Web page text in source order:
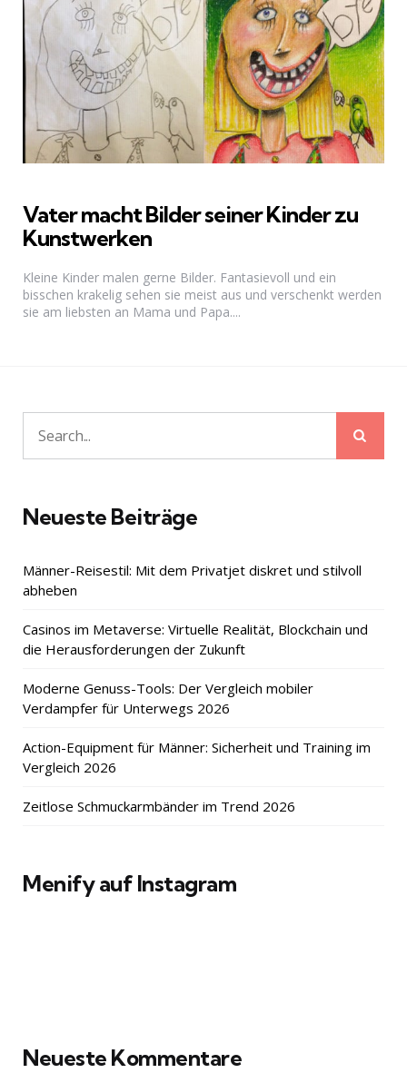
Vater macht Bilder seiner Kinder zu
Kunstwerken
Kleine Kinder malen gerne Bilder. Fantasievoll und ein
bisschen krakelig sehen sie meist aus und verschenkt werden
sie am liebsten an Mama und Papa....
Search
for:
Neueste Beiträge
Männer-Reisestil: Mit dem Privatjet diskret und stilvoll
abheben
Casinos im Metaverse: Virtuelle Realität, Blockchain und
die Herausforderungen der Zukunft
Moderne Genuss-Tools: Der Vergleich mobiler
Verdampfer für Unterwegs 2026
Action-Equipment für Männer: Sicherheit und Training im
Vergleich 2026
Zeitlose Schmuckarmbänder im Trend 2026
Menify auf Instagram
Neueste Kommentare